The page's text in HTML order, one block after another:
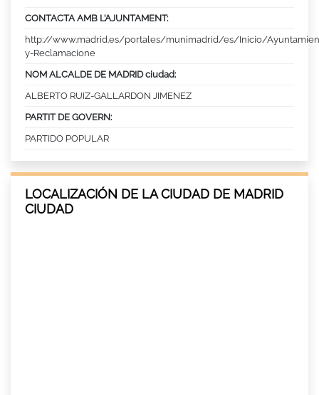
CONTACTA AMB L’AJUNTAMENT:
http://www.madrid.es/portales/munimadrid/es/Inicio/
y-Reclamacione
NOM ALCALDE DE MADRID ciudad:
ALBERTO RUIZ-GALLARDON JIMENEZ
PARTIT DE GOVERN:
PARTIDO POPULAR
LOCALIZACIÓN DE LA CIUDAD DE MADRID
CIUDAD